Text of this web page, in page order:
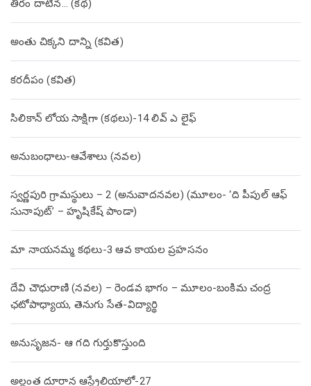
తీరం దాటిన… (క‌థ‌)
అంతు చిక్కని దాన్ని (కవిత)
కరదీపం (కవిత)
సిలికాన్ లోయ సాక్షిగా (కథలు)-14 లివ్ ఎ లైఫ్
అనుబంధాలు-ఆవేశాలు (నవల)
స్వర్ణపురి గ్రామస్థులు – 2 (అనువాదనవల) (మూలం- ‘ది పీపుల్ ఆఫ్
సునాపుట్’ – హృషికేష్ పాండా)
మా నాయనమ్మ కథలు-3 ఆవ కాయల ప్రహసనం
దేవి చౌధురాణి (నవల) – రెండవ భాగం – మూలం-బంకిమ చంద్ర
ఛటోపాధ్యాయ, తెనుగు సేత-విద్యార్థి
అనుసృజన- ఆ గది గుర్తుకొస్తుంది
అల్లంత దూరాన ఆస్ట్రేలియాలో-27